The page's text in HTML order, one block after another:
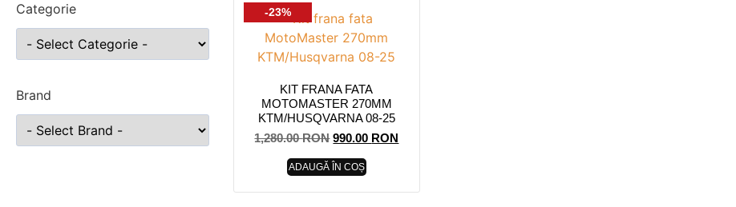
Categorie
Brand
-23%
KIT FRANA FATA
MOTOMASTER 270MM
KTM/HUSQVARNA 08-25
1,280.00RON 990.00 RON
ADAUGĂ ÎN COȘ